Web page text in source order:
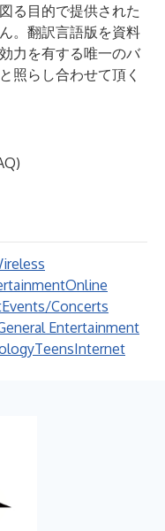
る目的で提供された
。翻訳言語版を資料
力を有する唯一のバ
照らし合わせて頂く
Online
Events/Concerts
Entertainment
TeensInternet